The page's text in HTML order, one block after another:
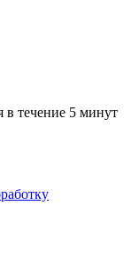
в течение 5 минут